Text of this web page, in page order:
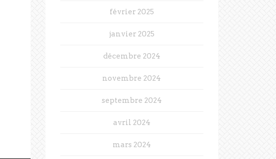
février 2025
janvier 2025
décembre 2024
novembre 2024
septembre 2024
avril 2024
mars 2024